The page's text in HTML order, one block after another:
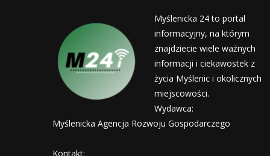
Myślenicka 24 to portal
informacyjny, na którym
znajdziecie wiele ważnych
informacji i ciekawostek z
życia Myślenic i okolicznych
miejscowości.
Wydawca:
Myślenicka Agencja Rozwoju Gospodarczego
Kontakt: